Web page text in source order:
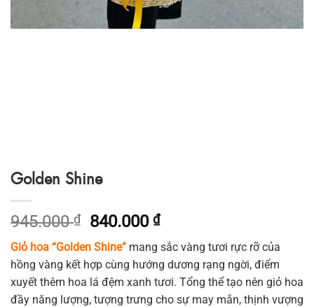
Golden Shine
945.000₫
Giá
gốc
là:
945.000 ₫.
840.000₫Giá
hiện
tại
là:
840.000 ₫.
Giỏ hoa “Golden Shine” mang sắc vàng tươi rực rỡ của
hồng vàng kết hợp cùng hướng dương rạng ngời, điểm
xuyết thêm hoa lá đệm xanh tươi. Tổng thể tạo nên giỏ hoa
đầy năng lượng, tượng trưng cho sự may mắn, thịnh vượng